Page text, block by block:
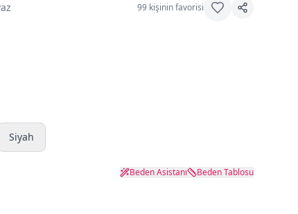
99 kişinin favorisi
Siyah
Beden Asistanı Beden Tablosu